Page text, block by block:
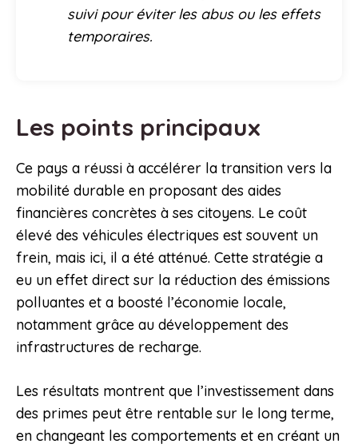
suivi pour éviter les abus ou les effets
temporaires.
Les points principaux
Ce pays a réussi à accélérer la transition vers la
mobilité durable en proposant des aides
financières concrètes à ses citoyens. Le coût
élevé des véhicules électriques est souvent un
frein, mais ici, il a été atténué. Cette stratégie a
eu un effet direct sur la réduction des émissions
polluantes et a boosté l’économie locale,
notamment grâce au développement des
infrastructures de recharge.
Les résultats montrent que l’investissement dans
des primes peut être rentable sur le long terme,
en changeant les comportements et en créant un